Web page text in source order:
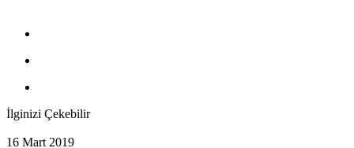
İlginizi Çekebilir
16 Mart 2019